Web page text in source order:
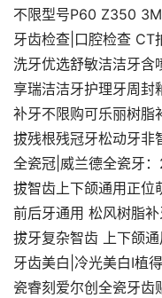
不限型号P60 Z350
牙齿检查|口腔检查 CT
洗牙优选舒敏洁洁牙
享瑞洁洁牙护理牙周
补牙不限购可乐丽树
拔残根残冠牙松动牙
全瓷冠|威兰德全瓷牙
拔智齿上下颌通用正
前后牙通用 松风树脂
拔牙复杂智齿 上下颌
牙齿美白|冷光美白I植
瓷睿刻爱尔创全瓷牙